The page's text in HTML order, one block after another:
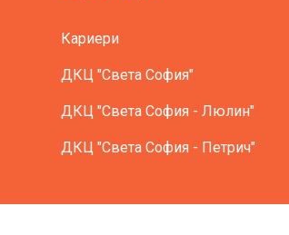
Кариери
ДКЦ "Света София"
ДКЦ "Света София - Люлин"
ДКЦ "Света София - Петрич"